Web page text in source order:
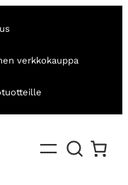
verkkokauppa